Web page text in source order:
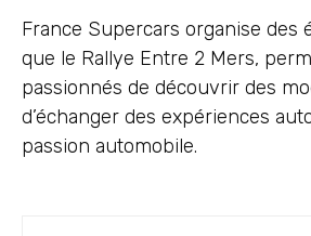
France Supercars organise des
que le Rallye Entre 2 Mers,
passionnés de découvrir des
d’échanger des expériences
passion automobile.